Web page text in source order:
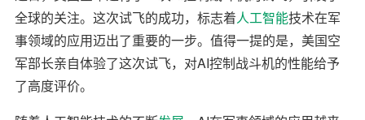
全球的关注。这次试飞的成功，标志着人工智能技术在军
事领域的应用迈出了重要的一步。值得一提的是，美国空
军部长亲自体验了这次试飞，对AI控制战斗机的性能给予
了高度评价。